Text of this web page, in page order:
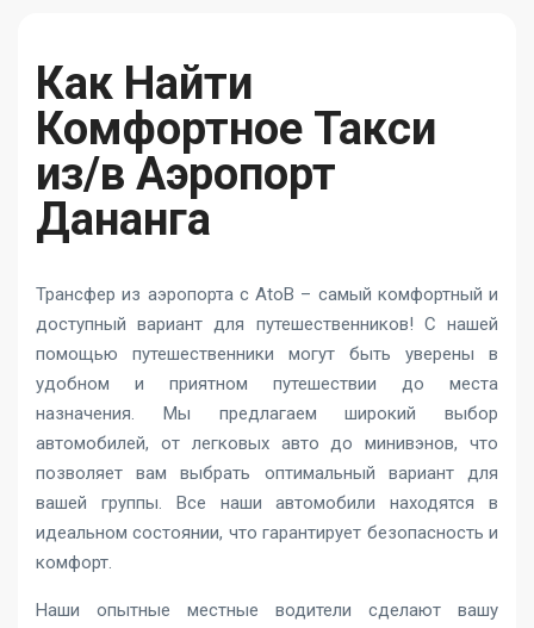
Как Найти
Комфортное Такси
из/в Аэропорт
Дананга
Трансфер из аэропорта с AtoB – самый комфортный и
доступный вариант для путешественников! С нашей
помощью путешественники могут быть уверены в
удобном и приятном путешествии до места
назначения. Мы предлагаем широкий выбор
автомобилей, от легковых авто до минивэнов, что
позволяет вам выбрать оптимальный вариант для
вашей группы. Все наши автомобили находятся в
идеальном состоянии, что гарантирует безопасность и
комфорт.
Наши опытные местные водители сделают вашу